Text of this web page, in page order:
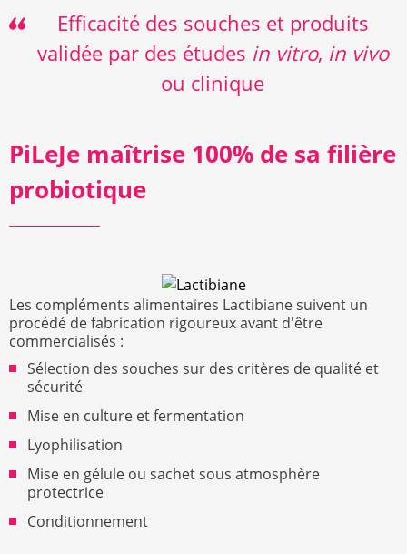
Efficacité des souches et produits
validée par des études in vitro, in vivo
ou clinique
PiLeJe maîtrise 100% de sa filière
probiotique
Les compléments alimentaires Lactibiane suivent un
procédé de fabrication rigoureux avant d'être
commercialisés :
Sélection des souches sur des critères de qualité et
sécurité
Mise en culture et fermentation
Lyophilisation
Mise en gélule ou sachet sous atmosphère
protectrice
Conditionnement